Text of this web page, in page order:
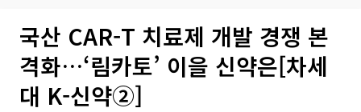
국산 CAR-T 치료제 개발 경쟁 본
격화…‘림카토’ 이을 신약은[차세
대 K-신약②]